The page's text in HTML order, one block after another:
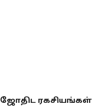
ஜோதிட ரகசியங்கள்